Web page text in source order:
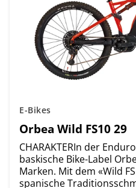
E-Bikes
Orbea Wild FS10 29
CHARAKTERIn der
baskische Bike-Label
Marken. Mit dem «Wild
spanische